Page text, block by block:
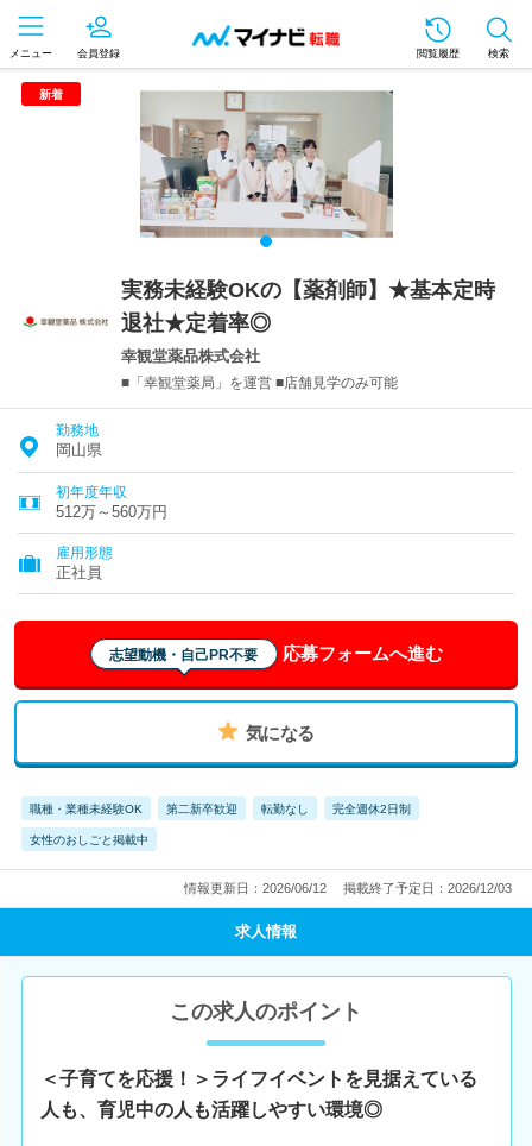
メニュー 会員登録 閲覧履歴 検索
新着
実務未経験OKの【薬剤師】★基本定時
退社★定着率◎
幸観堂薬品株式会社
■「幸観堂薬局」を運営 ■店舗見学のみ可能
勤務地
岡山県
初年度年収
512万～560万円
雇用形態
正社員
志望動機・自己PR不要 応募フォームへ進む
気になる
職種・業種未経験OK 第二新卒歓迎 転勤なし 完全週休2日制
女性のおしごと掲載中
情報更新日：2026/06/12 掲載終了予定日：2026/12/03
求人情報
この求人のポイント
＜子育てを応援！＞ライフイベントを見据えている
人も、育児中の人も活躍しやすい環境◎